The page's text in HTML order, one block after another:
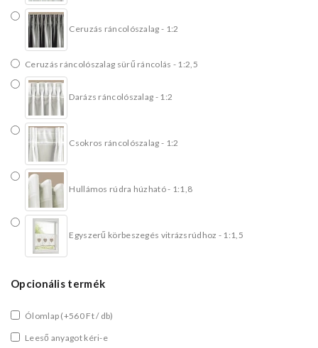
Ceruzás ráncolószalag - 1:2
Ceruzás ráncolószalag sürű ráncolás - 1:2,5
Darázs ráncolószalag - 1:2
Csokros ráncolószalag - 1:2
Hullámos rúdra húzható - 1:1,8
Egyszerű körbeszegés vitrázsrúdhoz - 1:1,5
Opcionális termék
Ólomlap (+560 Ft / db)
Leeső anyagot kéri-e